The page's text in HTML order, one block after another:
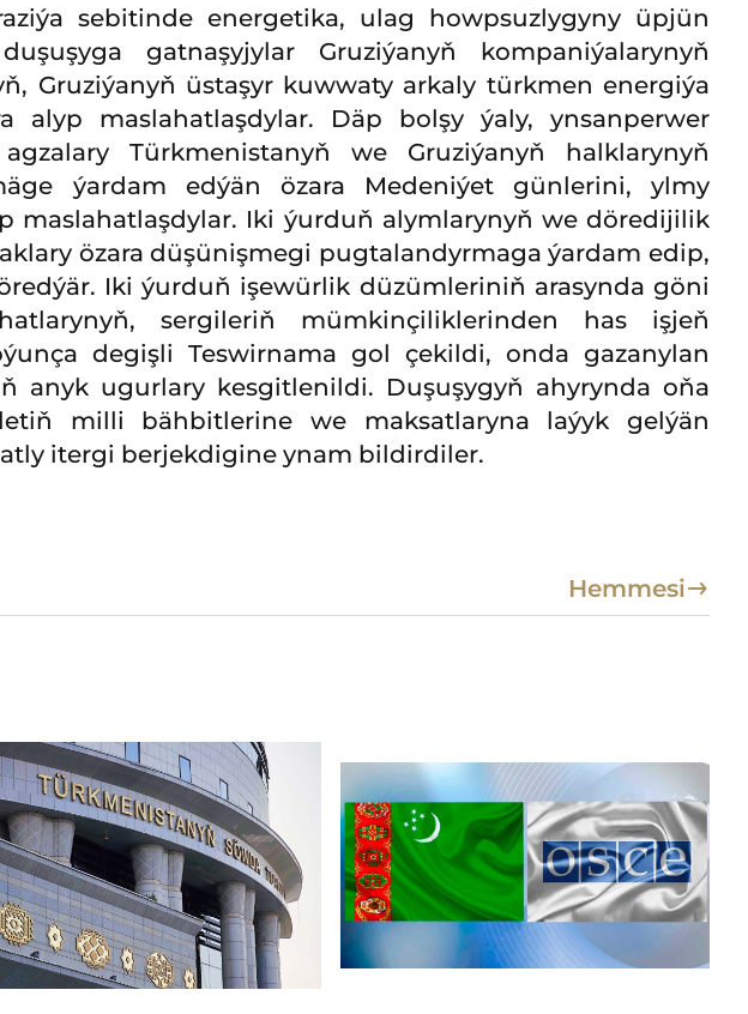
sebitinde energetika, ulag howpsuzlygyny üpjün
gatnaşyjylar Gruziýanyň kompaniýalarynyň
Gruziýanyň üstaşyr kuwwaty arkaly türkmen energiýa
alyp maslahatlaşdylar. Däp bolşy ýaly, ynsanperwer
Türkmenistanyň we Gruziýanyň halklarynyň
ýardam edýän özara Medeniýet günlerini, ylmy
maslahatlaşdylar. Iki ýurduň alymlarynyň we döredijilik
özara düşünişmegi pugtalandyrmaga ýardam edip,
Iki ýurduň işewürlik düzümleriniň arasynda göni
sergileriň mümkinçiliklerinden has işjeň
degişli Teswirnama gol çekildi, onda gazanylan
anyk ugurlary kesgitlenildi. Duşuşygyň ahyrynda oňa
milli bähbitlerine we maksatlaryna laýyk gelýän
itergi berjekdigine ynam bildirdiler.
Hemmesi